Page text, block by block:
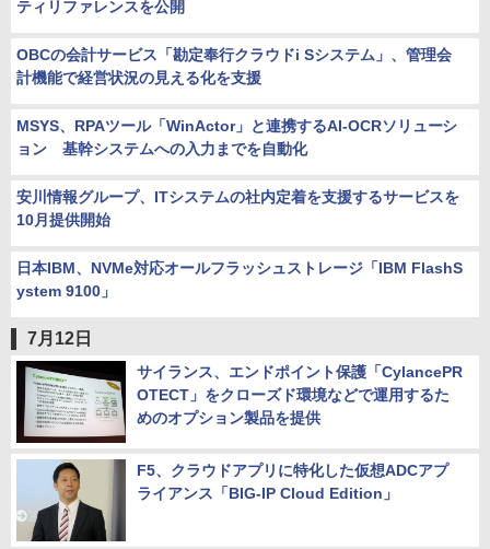
ティリファレンスを公開
OBCの会計サービス「勘定奉行クラウドi Sシステム」、管理会
計機能で経営状況の見える化を支援
MSYS、RPAツール「WinActor」と連携するAI-OCRソリューシ
ョン 基幹システムへの入力までを自動化
安川情報グループ、ITシステムの社内定着を支援するサービスを
10月提供開始
日本IBM、NVMe対応オールフラッシュストレージ「IBM FlashS
ystem 9100」
7月12日
サイランス、エンドポイント保護「CylancePR
OTECT」をクローズド環境などで運用するた
めのオプション製品を提供
F5、クラウドアプリに特化した仮想ADCアプ
ライアンス「BIG-IP Cloud Edition」